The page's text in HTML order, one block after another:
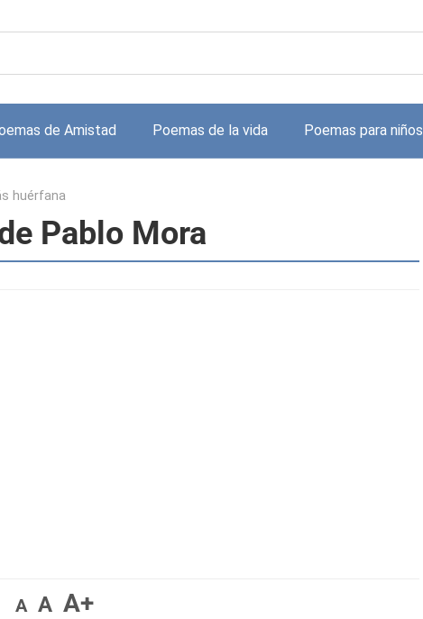
de Amistad Poemas de la vida Poemas para niños
huérfana
Pablo Mora
A A A+